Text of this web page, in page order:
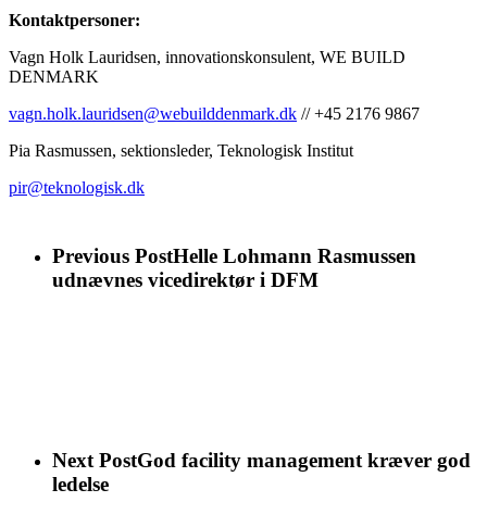
Kontaktpersoner:
Vagn Holk Lauridsen, innovationskonsulent, WE BUILD
DENMARK
vagn.holk.lauridsen@webuilddenmark.dk // +45 2176 9867
Pia Rasmussen, sektionsleder, Teknologisk Institut
pir@teknologisk.dk
Previous PostHelle Lohmann Rasmussen
udnævnes vicedirektør i DFM
Next PostGod facility management kræver god
ledelse